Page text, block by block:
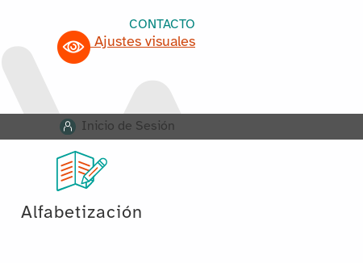
CONTACTO
Ajustes visuales
Inicio de Sesión
Alfabetización